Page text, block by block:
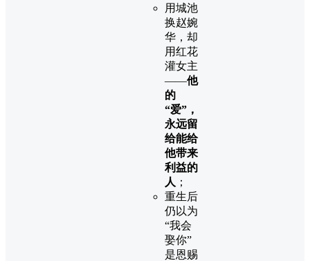
用城池
换赵婉
华，却
用红花
灌女主
——他
的
“爱”，
永远留
给能给
他带来
利益的
人 ；
重生后
仍以为
“我会
娶你”
是恩赐